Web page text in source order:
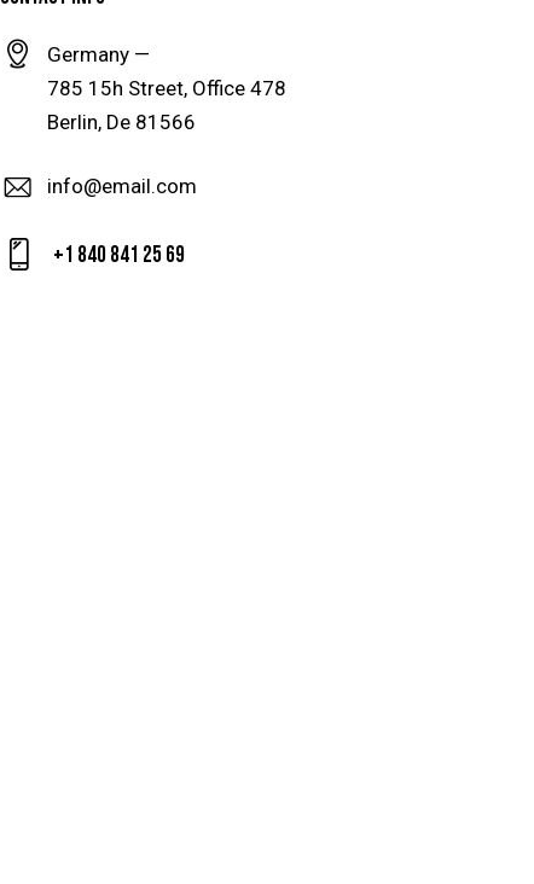
Germany —
785 15h Street, Office 478
Berlin, De 81566
info@email.com
+1 840 841 25 69